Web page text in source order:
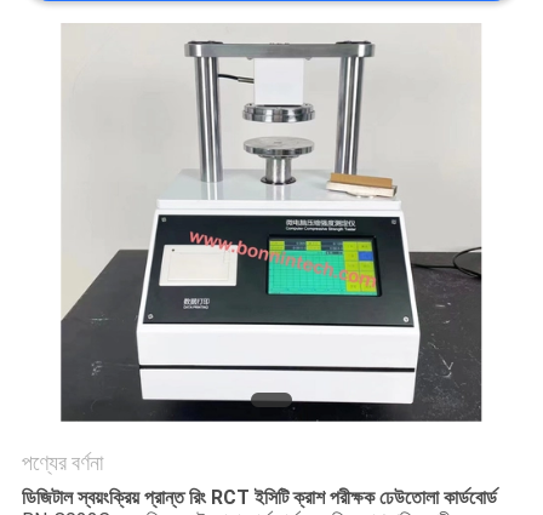
PRIVACY
POLICY
পণ্যের বর্ণনা
ডিজিটাল স্বয়ংক্রিয় প্রান্ত রিং RCT ইসিটি ক্রাশ পরীক্ষক ঢেউতোলা কার্ডবোর্ড